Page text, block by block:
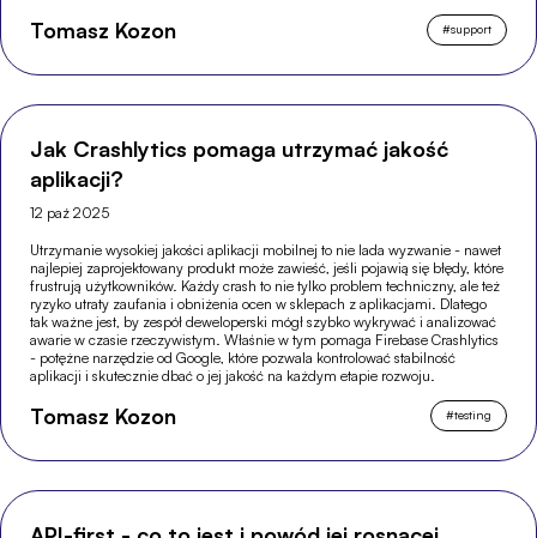
Tomasz Kozon #support
Jak Crashlytics pomaga utrzymać jakość
aplikacji?
12 paź 2025
Utrzymanie wysokiej jakości aplikacji mobilnej to nie lada wyzwanie - nawet
najlepiej zaprojektowany produkt może zawieść, jeśli pojawią się błędy, które
frustrują użytkowników. Każdy crash to nie tylko problem techniczny, ale też
ryzyko utraty zaufania i obniżenia ocen w sklepach z aplikacjami. Dlatego
tak ważne jest, by zespół deweloperski mógł szybko wykrywać i analizować
awarie w czasie rzeczywistym. Właśnie w tym pomaga Firebase Crashlytics
- potężne narzędzie od Google, które pozwala kontrolować stabilność
aplikacji i skutecznie dbać o jej jakość na każdym etapie rozwoju.
Tomasz Kozon #testing